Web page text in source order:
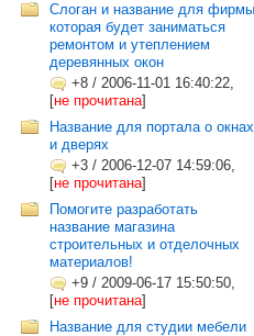
Слоган и название для
которая будет заниматься
ремонтом и утеплением
деревянных окон
+8 / 2006-11-01 16:40:22,
[не прочитана]
Название для портала о окнах
и дверях
+3 / 2006-12-07 14:59:06,
[не прочитана]
Помогите разработать
название магазина
строительных и отделочных
материалов!
+9 / 2009-06-17 15:50:50,
[не прочитана]
Название для студии мебели